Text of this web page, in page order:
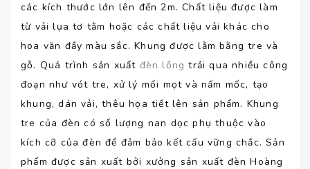
các kích thước lớn lên đến 2m. Chất liệu được làm
từ vải lụa tơ tằm hoặc các chất liệu vải khác cho
hoa văn đầy màu sắc. Khung được lằm bằng tre và
gỗ. Quá trình sản xuất đèn lồng trải qua nhiều công
đoạn như vót tre, xử lý mối mọt và nấm mốc, tạo
khung, dán vải, thêu họa tiết lên sản phẩm. Khung
tre của đèn có số lượng nan dọc phụ thuộc vào
kích cỡ của đèn để đảm bảo kết cấu vững chắc. Sản
phẩm được sản xuất bởi xưởng sản xuất đèn Hoàng